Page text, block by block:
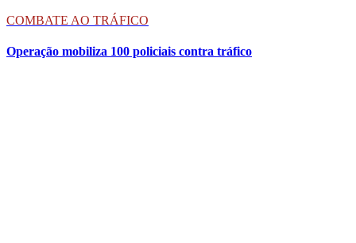
COMBATE AO TRÁFICO
Operação mobiliza 100 policiais contra tráfico